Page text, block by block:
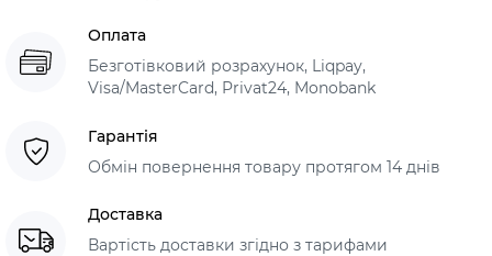
Оплата
Безготівковий розрахунок, Liqpay,
Visa/MasterCard, Privat24, Monobank
Гарантія
Обмін повернення товару протягом 14 днів
Доставка
Вартість доставки згідно з тарифами